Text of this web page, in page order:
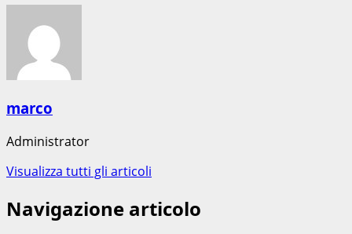
marco
Administrator
Visualizza tutti gli articoli
Navigazione articolo